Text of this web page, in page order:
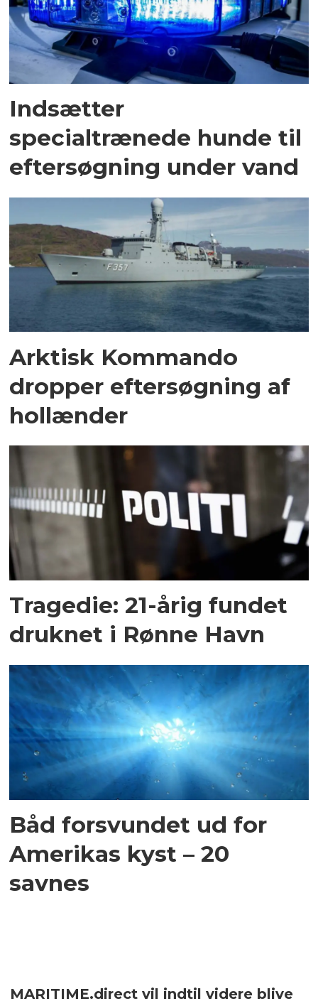
Indsætter
specialtrænede hunde til
eftersøgning under vand
Arktisk Kommando
dropper eftersøgning af
hollænder
Tragedie: 21-årig fundet
druknet i Rønne Havn
Båd forsvundet ud for
Amerikas kyst – 20
savnes
MARITIME.direct vil indtil videre blive